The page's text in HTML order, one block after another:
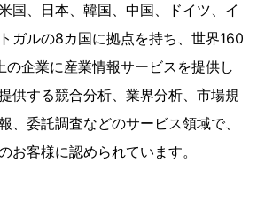
国、日本、韓国、中国、ドイツ、イ
ガルの8カ国に拠点を持ち、世界160
の企業に産業情報サービスを提供し
供する競合分析、業界分析、市場規
、委託調査などのサービス領域で、
お客様に認められています。